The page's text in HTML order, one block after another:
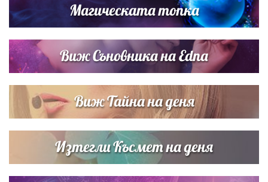
Магическата топка
Виж Съновника на Edna
Виж Тайна на деня
Изтегли Късмет на деня